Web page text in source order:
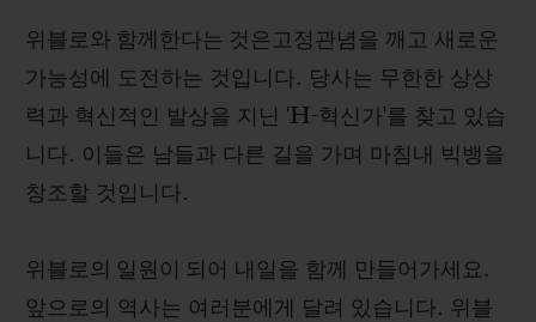
위블로와 함께한다는 것은고정관념을 깨고 새로운
가능성에 도전하는 것입니다. 당사는 무한한 상상
력과 혁신적인 발상을 지닌 'H-혁신가'를 찾고 있습
니다. 이들은 남들과 다른 길을 가며 마침내 빅뱅을
창조할 것입니다.
위블로의 일원이 되어 내일을 함께 만들어가세요.
앞으로의 역사는 여러분에게 달려 있습니다. 위블